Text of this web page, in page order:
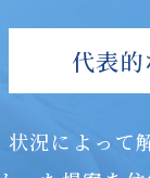
代表
況によって